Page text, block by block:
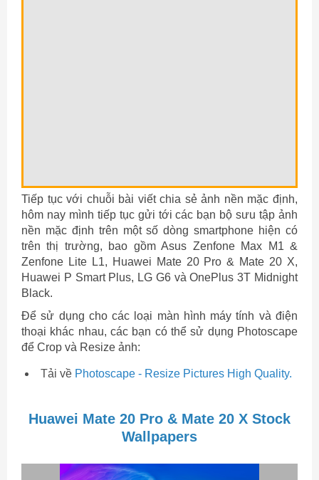
Tiếp tục với chuỗi bài viết chia sẻ ảnh nền mặc định,
hôm nay mình tiếp tục gửi tới các bạn bộ sưu tập ảnh
nền mặc định trên một số dòng smartphone hiện có
trên thị trường, bao gồm Asus Zenfone Max M1 &
Zenfone Lite L1, Huawei Mate 20 Pro & Mate 20 X,
Huawei P Smart Plus, LG G6 và OnePlus 3T Midnight
Black.
Để sử dụng cho các loại màn hình máy tính và điện
thoại khác nhau, các bạn có thể sử dụng Photoscape
để Crop và Resize ảnh:
Tải về Photoscape - Resize Pictures High Quality.
Huawei Mate 20 Pro & Mate 20 X Stock
Wallpapers